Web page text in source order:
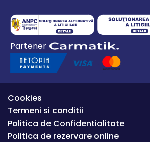
0754 649 360
office.premium@autode.ro
Partener
Cookies
Termeni si conditii
Politica de Confidentialitate
Politica de rezervare online